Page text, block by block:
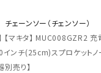
search
チェーンソー（チェンソー）
【マキタ】 MUC008GZR2
インチ(25cm)スプロケットノ
別売り】